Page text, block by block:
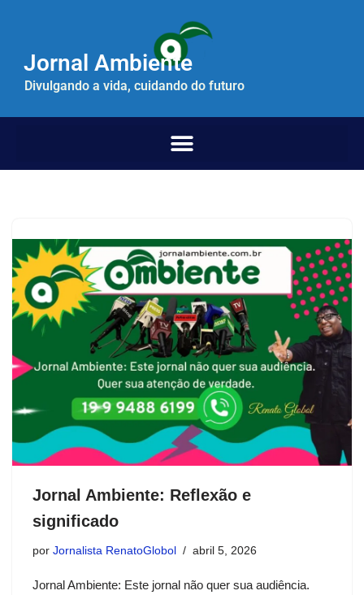
paraJornal Ambiente
Divulgando a vida, cuidando do futuro
Jornal Ambiente: Reflexão e
significado
por Jornalista RenatoGlobol abril 5, 2026
Jornal Ambiente: Este jornal não quer sua audiência.